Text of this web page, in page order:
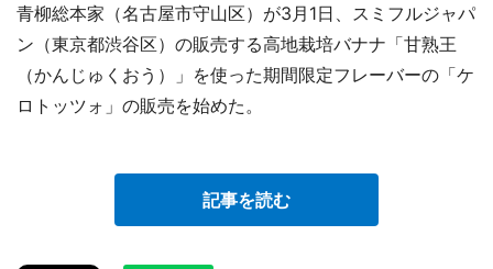
青柳総本家（名古屋市守山区）が3月1日、スミフルジャパ
ン（東京都渋谷区）の販売する高地栽培バナナ「甘熟王
（かんじゅくおう）」を使った期間限定フレーバーの「ケ
ロトッツォ」の販売を始めた。
記事を読む